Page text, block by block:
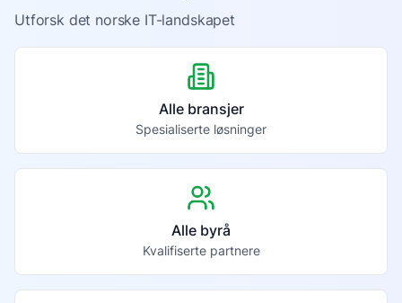
Utforsk det norske IT-landskapet
Alle bransjer
Spesialiserte løsninger
Alle byrå
Kvalifiserte partnere